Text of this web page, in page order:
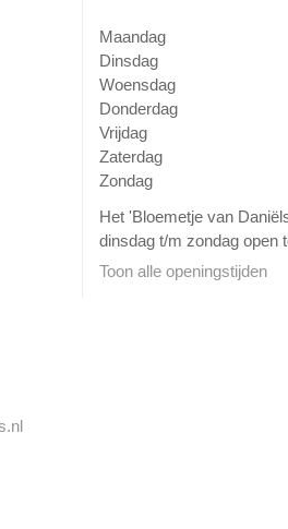
Maandag
Dinsdag
Woensdag
Donderdag
Vrijdag
Zaterdag
Zondag
Het 'Bloemetje van
dinsdag t/m zondag open
Toon alle openingstijden